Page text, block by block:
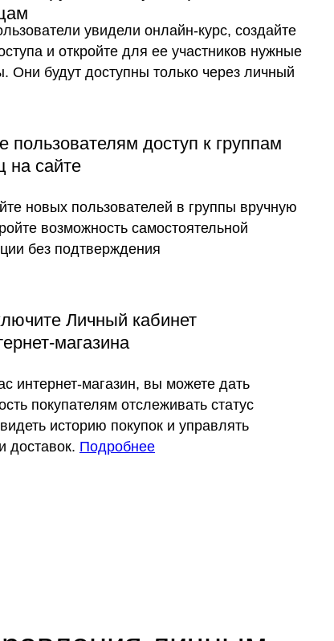
Личный кабинет
магазина
интернет-магазин, вы можете дать
покупателям отслеживать статус
историю покупок и управлять
доставок. Подробнее
пользователям доступ к группам
на сайте
увидели онлайн-курс, создайте
и откройте для ее участников нужные
Они будут доступны только через личный
новых пользователей в группы вручную
возможность самостоятельной
без подтверждения